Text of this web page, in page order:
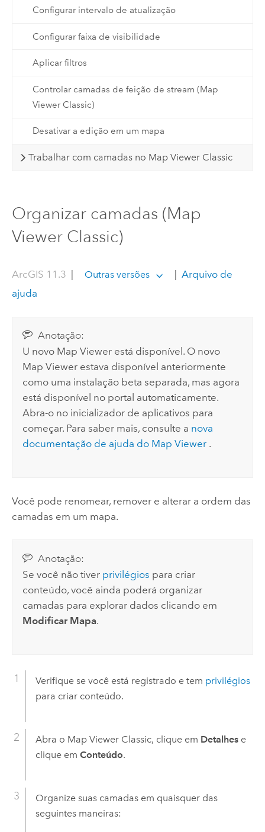
Configurar intervalo de atualização
Configurar faixa de visibilidade
Aplicar filtros
Controlar camadas de feição de stream (Map
Viewer Classic)
Desativar a edição em um mapa
Trabalhar com camadas no Map Viewer Classic
Organizar camadas (Map
Viewer Classic)
ArcGIS 11.3 | Outras versões | Arquivo de
ajuda
Anotação:
U novo Map Viewer está disponível. O novo
Map Viewer estava disponível anteriormente
como uma instalação beta separada, mas agora
está disponível no portal automaticamente.
Abra-o no inicializador de aplicativos para
começar. Para saber mais, consulte a nova
documentação de ajuda do Map Viewer .
Você pode renomear, remover e alterar a ordem das
camadas em um mapa.
Anotação:
Se você não tiver privilégios para criar
conteúdo, você ainda poderá organizar
camadas para explorar dados clicando em
Modificar Mapa.
Verifique se você está registrado e tem privilégios
para criar conteúdo.
Abra o Map Viewer Classic, clique em Detalhese
clique em Conteúdo.
Organize suas camadas em quaisquer das
seguintes maneiras: